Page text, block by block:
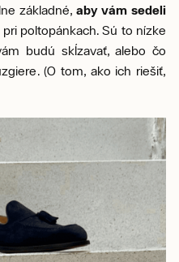
základné, aby vám sedeli
poltopánkach. Sú to nízke
budú skĺzavať, alebo čo
(O tom, ako ich riešiť,